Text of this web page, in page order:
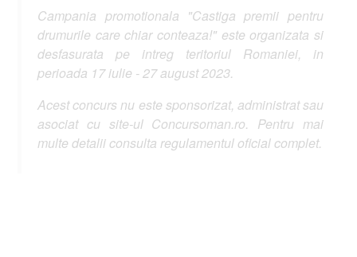
Campania promotionala "Castiga premii pentru
drumurile care chiar conteaza!" este organizata si
desfasurata pe intreg teritoriul Romaniei, in
perioada 17 iulie - 27 august 2023.
Acest concurs nu este sponsorizat, administrat sau
asociat cu site-ul Concursoman.ro. Pentru mai
multe detalii consulta regulamentul oficial complet.